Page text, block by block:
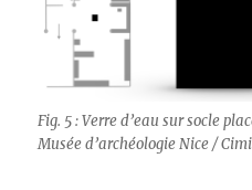
Fig. 5 : Verre d’eau sur socle
Musée d’archéologie Nice /